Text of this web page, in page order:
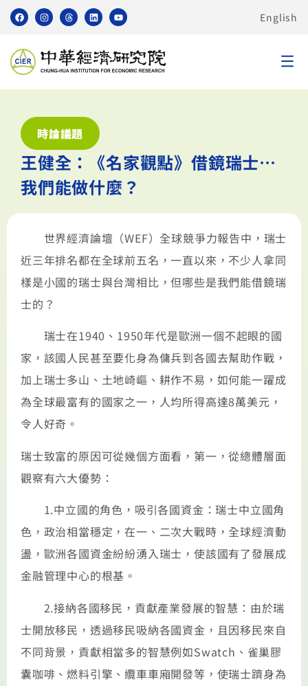
English
時論議題
王健全：《名家觀點》借鏡瑞士…
我們能做什麼？
世界經濟論壇（WEF）全球競爭力報告中，瑞士
近三年排名都在全球前五名，一直以來，不少人拿同
樣是小國的瑞士與台灣相比，但哪些是我們能借鏡瑞
士的？
瑞士在1940、1950年代是歐洲一個不起眼的國
家，該國人民甚至要化身為傭兵到各國去幫助作戰，
加上瑞士多山、土地崎嶇、耕作不易，如何能一躍成
為全球最富有的國家之一，人均所得高達8萬美元，
令人好奇。
瑞士致富的原因可從幾個方面看，第一，從總體層面
觀察有六大優勢：
1.中立國的角色，吸引各國資金：瑞士中立國角
色，政治相當穩定，在一、二次大戰時，全球經濟動
盪，歐洲各國資金紛紛湧入瑞士，使該國有了發展成
金融管理中心的根基。
2.接納各國移民，貢獻產業發展的智慧：由於瑞
士開放移民，透過移民吸納各國資金，且因移民來自
不同背景，貢獻相當多的智慧例如Swatch、雀巢膠
囊咖啡、燃料引擎、纜車車廂開發等，使瑞士躋身為